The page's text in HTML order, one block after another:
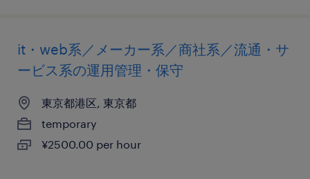
it・web系／メーカー系／商社系／流通・サ
ービス系の運用管理・保守
東京都港区, 東京都
temporary
¥2500.00 per hour